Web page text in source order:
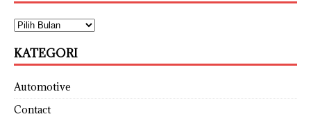
KATEGORI
Automotive
Contact